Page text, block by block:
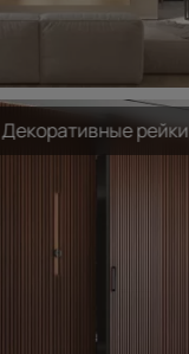
Декоративные рейки